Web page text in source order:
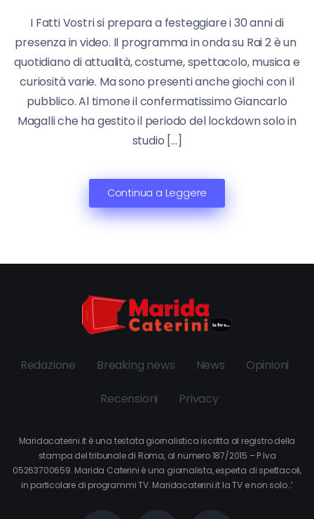
I Fatti Vostri si prepara a festeggiare i 30 anni di
presenza in video. Il programma in onda su Rai 2 è un
quotidiano di attualità, costume, spettacolo, musica e
curiosità varie. Ma sono presenti anche giochi con il
pubblico. Al timone il confermatissimo Giancarlo
Magalli che ha gestito il periodo del lockdown solo in
studio […]
Continua a Leggere
Redazione Breaking news News Opinioni
Recensioni Privacy
Maridacaterini.it è una testata giornalistica iscritta al registro della
stampa del tribunale di Roma, al numero 187/2015 – P.Iva
05263700659. Marida Caterini è una giornalista, esperta di spettacoli,
in particolare di programmi TV. Maridacaterini.it la TV e non solo…’